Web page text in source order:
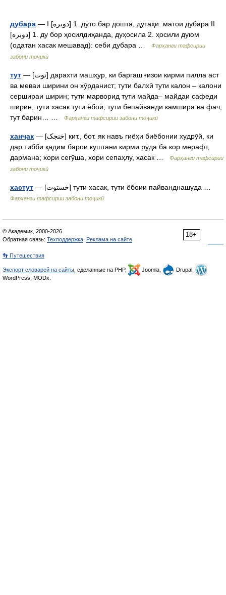
дубара — I [دوبره] 1. дуто бар дошта, дутаҳӣ: матои дубара II
[دوبره] 1. ду бор ҳосилдиҳанда, дуҳосила 2. ҳосили дуюм
(одатан хасак мешавад): себи дубара …
Фарҳанги тафсирии
забони тоҷикӣ
тут — [توت] дарахти машҳур, ки баргаш ғизои кирми пилла аст
ва меваи ширини он хӯрданист; тути балхӣ тути калон – калони
сершираи ширин; тути марворид тути майда– майдаи сафеди
ширин; тути хасак тути ёбоӣ, тути бепайванди камшира ва фач;
тут барин… …
Фарҳанги тафсирии забони тоҷикӣ
ханҷак — [خنجک] кит., бот. як навъ гиёҳи биёбонии худрӯй, ки
дар тибби қадим барои куштани кирми рӯда ба кор мерафт,
дармана; хори сегӯша, хори сепаҳлу, хасак …
Фарҳанги тафсирии
забони тоҷикӣ
хастут — [خستوت] тути хасак, тути ёбоии пайванднашуда …
Фарҳанги тафсирии забони тоҷикӣ
18+
© Академик, 2000-2026
Обратная связь: Техподдержка Реклама на сайте
👣 Путешествия
Экспорт словарей на сайты , сделанные на PHP, Joomla,
Drupal,
WordPress, MODx.